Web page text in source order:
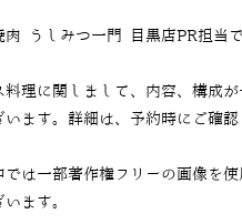
肉 うしみつ一門 目黒店PR担当で
理に関しまして、内容、構成が
います。詳細は、予約時にご確認
は一部著作権フリーの画像を使
ます。